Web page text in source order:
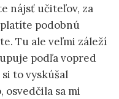
nájsť učiteľov, za
podobnú
Tu ale veľmi záleží
podľa vopred
si to vyskúšal
osvedčila sa mi